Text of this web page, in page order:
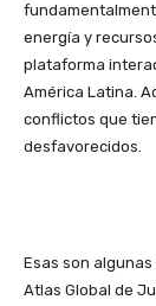
energía y
plataforma
América Latina.
conflictos que
desfavorecidos.
Esas son
Atlas Global de